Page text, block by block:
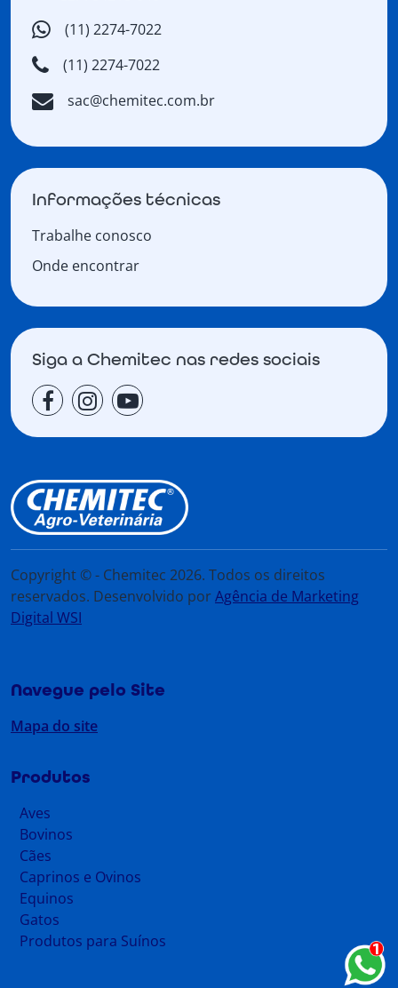
(11) 2274-7022
(11) 2274-7022
sac@chemitec.com.br
Informações técnicas
Trabalhe conosco
Onde encontrar
Siga a Chemitec nas redes sociais
Copyright © - Chemitec 2026. Todos os direitos
reservados. Desenvolvido porAgência de Marketing
Digital WSI
Navegue pelo Site
Mapa do site
Produtos
Aves
Bovinos
Cães
Caprinos e Ovinos
Equinos
Gatos
Produtos para Suínos